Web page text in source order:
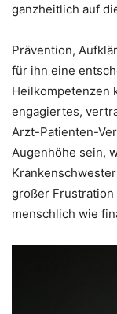
ganzheitlich auf
Prävention,
für ihn eine
Heilkompetenzen
engagiertes,
Arzt-Patienten-
Augenhöhe sein,
großer Frustration
menschlich wie